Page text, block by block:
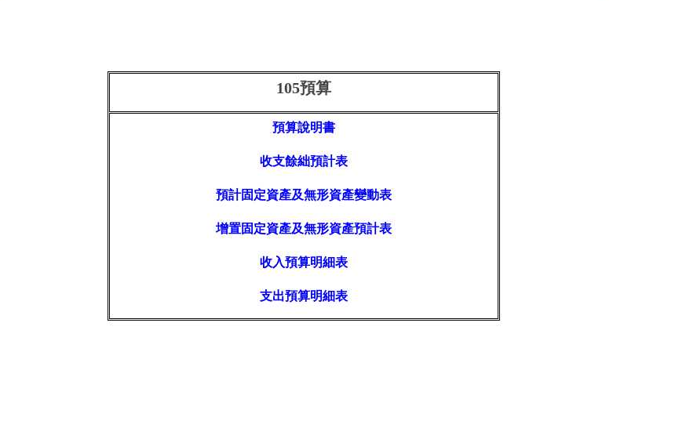
105預算
預算說明書
收支餘絀預計表
預計固定資產及無形資產變動表
增置固定資產及無形資產預計表
收入預算明細表
支出預算明細表